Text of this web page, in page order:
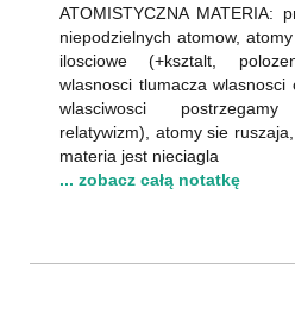
ATOMISTYCZNA MATERIA:
niepodzielnych atomow,
ilosciowe (+ksztalt,
wlasnosci tlumacza
wlasciwosci
relatywizm), atomy sie
materia jest nieciagla
... zobacz całą notatkę